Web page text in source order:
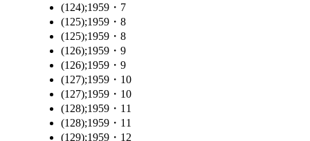
(124);1959・7
(125);1959・8
(125);1959・8
(126);1959・9
(126);1959・9
(127);1959・10
(127);1959・10
(128);1959・11
(128);1959・11
(129);1959・12